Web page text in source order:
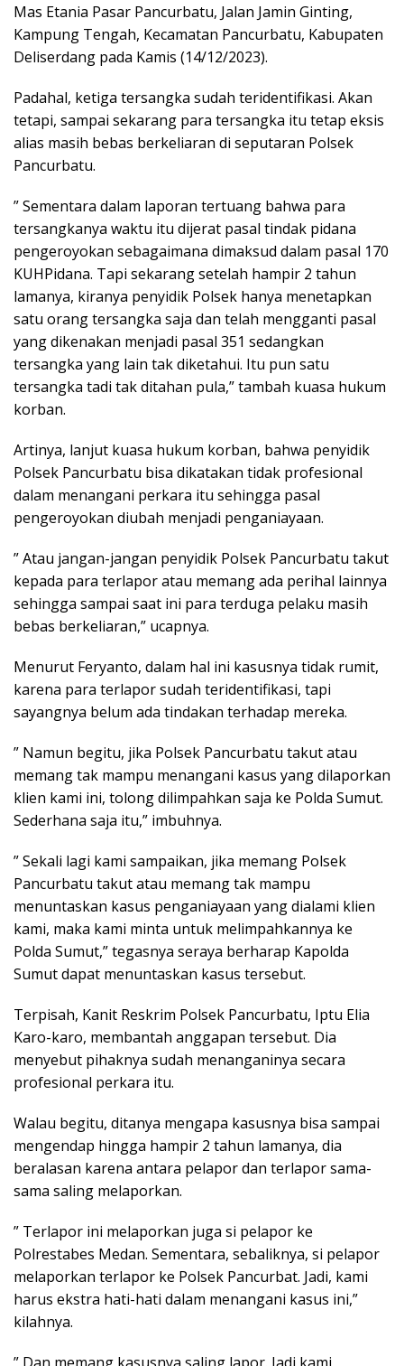
Mas Etania Pasar Pancurbatu, Jalan Jamin Ginting,
Kampung Tengah, Kecamatan Pancurbatu, Kabupaten
Deliserdang pada Kamis (14/12/2023).
Padahal, ketiga tersangka sudah teridentifikasi. Akan
tetapi, sampai sekarang para tersangka itu tetap eksis
alias masih bebas berkeliaran di seputaran Polsek
Pancurbatu.
” Sementara dalam laporan tertuang bahwa para
tersangkanya waktu itu dijerat pasal tindak pidana
pengeroyokan sebagaimana dimaksud dalam pasal 170
KUHPidana. Tapi sekarang setelah hampir 2 tahun
lamanya, kiranya penyidik Polsek hanya menetapkan
satu orang tersangka saja dan telah mengganti pasal
yang dikenakan menjadi pasal 351 sedangkan
tersangka yang lain tak diketahui. Itu pun satu
tersangka tadi tak ditahan pula,” tambah kuasa hukum
korban.
Artinya, lanjut kuasa hukum korban, bahwa penyidik
Polsek Pancurbatu bisa dikatakan tidak profesional
dalam menangani perkara itu sehingga pasal
pengeroyokan diubah menjadi penganiayaan.
” Atau jangan-jangan penyidik Polsek Pancurbatu takut
kepada para terlapor atau memang ada perihal lainnya
sehingga sampai saat ini para terduga pelaku masih
bebas berkeliaran,” ucapnya.
Menurut Feryanto, dalam hal ini kasusnya tidak rumit,
karena para terlapor sudah teridentifikasi, tapi
sayangnya belum ada tindakan terhadap mereka.
” Namun begitu, jika Polsek Pancurbatu takut atau
memang tak mampu menangani kasus yang dilaporkan
klien kami ini, tolong dilimpahkan saja ke Polda Sumut.
Sederhana saja itu,” imbuhnya.
” Sekali lagi kami sampaikan, jika memang Polsek
Pancurbatu takut atau memang tak mampu
menuntaskan kasus penganiayaan yang dialami klien
kami, maka kami minta untuk melimpahkannya ke
Polda Sumut,” tegasnya seraya berharap Kapolda
Sumut dapat menuntaskan kasus tersebut.
Terpisah, Kanit Reskrim Polsek Pancurbatu, Iptu Elia
Karo-karo, membantah anggapan tersebut. Dia
menyebut pihaknya sudah menanganinya secara
profesional perkara itu.
Walau begitu, ditanya mengapa kasusnya bisa sampai
mengendap hingga hampir 2 tahun lamanya, dia
beralasan karena antara pelapor dan terlapor sama-
sama saling melaporkan.
” Terlapor ini melaporkan juga si pelapor ke
Polrestabes Medan. Sementara, sebaliknya, si pelapor
melaporkan terlapor ke Polsek Pancurbat. Jadi, kami
harus ekstra hati-hati dalam menangani kasus ini,”
kilahnya.